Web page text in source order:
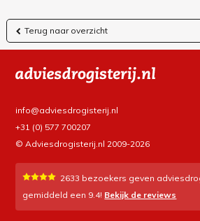
Terug naar overzicht
info@adviesdrogisterij.nl
+31 (0) 577 700207
© Adviesdrogisterij.nl 2009-2026
2633 bezoekers geven
gemiddeld een 9.4! Bekijk de reviews